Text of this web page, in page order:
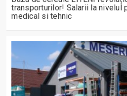
transporturilor! Salarii la nivelul
medical si tehnic